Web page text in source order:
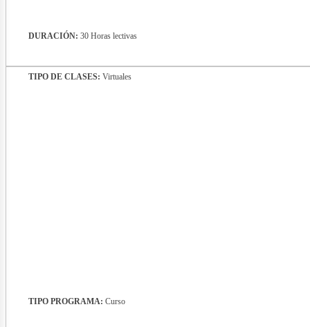
TIPO DE CLASES: Virtuales
DURACIÓN: 30 Horas lectivas
TIPO PROGRAMA: Curso